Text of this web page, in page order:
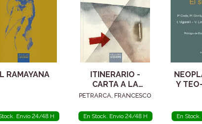
RAMAYANA
Envío 24/48 H
ITINERARIO -
CARTA A LA
POSTERIDAD
PETRARCA, FRANCESCO
En Stock. Envío 24/48 H
Y
En